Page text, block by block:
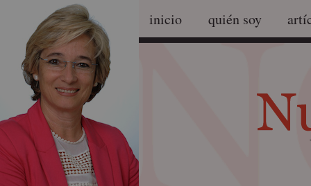
inicio quién soy